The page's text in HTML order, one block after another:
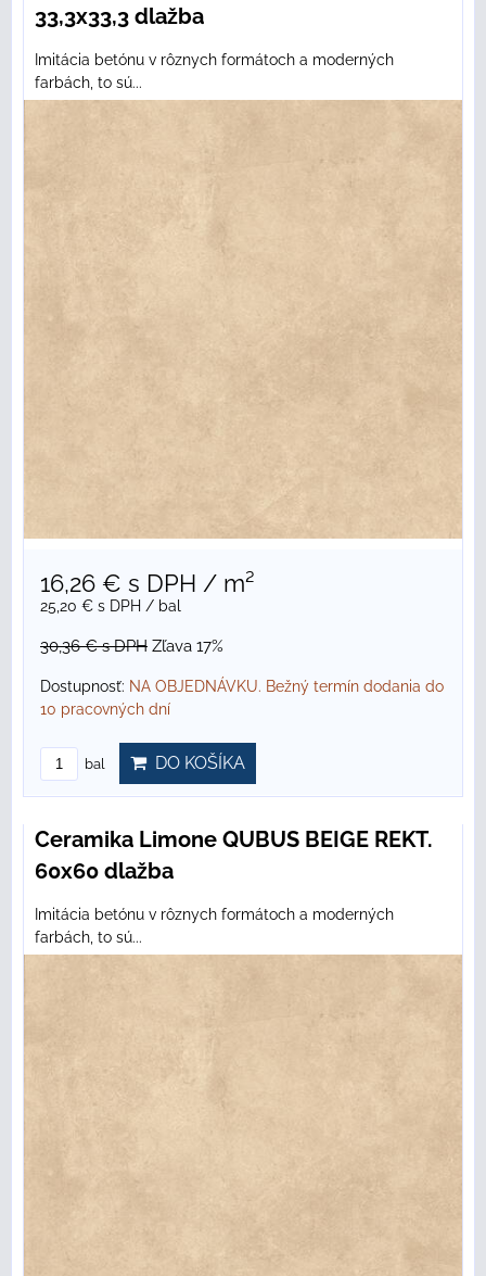
33,3x33,3 dlažba
Imitácia betónu v rôznych formátoch a moderných
farbách, to sú...
16,26 € s DPH / m²
25,20 € s DPH / bal
30,36 €s DPH Zľava 17%
Dostupnosť: NA OBJEDNÁVKU. Bežný termín dodania do
10 pracovných dní
bal DO KOŠÍKA
Ceramika Limone QUBUS BEIGE REKT.
60x60 dlažba
Imitácia betónu v rôznych formátoch a moderných
farbách, to sú...